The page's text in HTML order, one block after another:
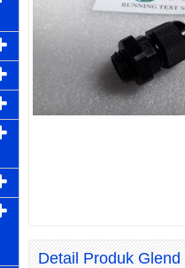
Detail Produk Glend